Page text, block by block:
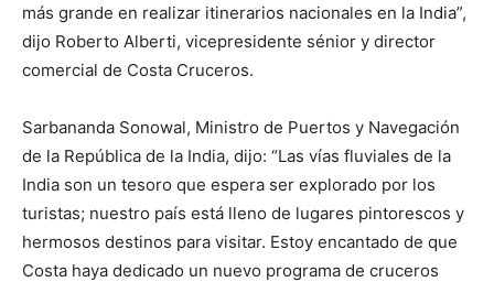
más grande en realizar itinerarios nacionales en la India”,
dijo Roberto Alberti, vicepresidente sénior y director
comercial de Costa Cruceros.
Sarbananda Sonowal, Ministro de Puertos y Navegación
de la República de la India, dijo: “Las vías fluviales de la
India son un tesoro que espera ser explorado por los
turistas; nuestro país está lleno de lugares pintorescos y
hermosos destinos para visitar. Estoy encantado de que
Costa haya dedicado un nuevo programa de cruceros